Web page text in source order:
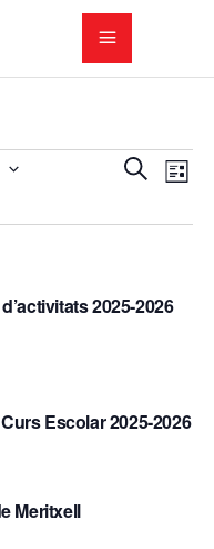
N
a
e
c
CercaN
c
i
Llista
2025-2026
Escolar 2025-2026
Meritxell